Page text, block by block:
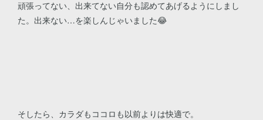
頑張ってない、出来てない自分も認めてあげるようにしまし
た。出来ない…を楽しんじゃいました😂
そしたら、カラダもココロも以前よりは快適で。